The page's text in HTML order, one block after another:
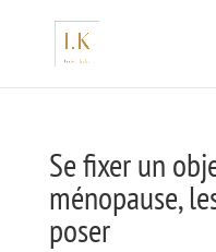
Se fixer un
ménopause,
poser